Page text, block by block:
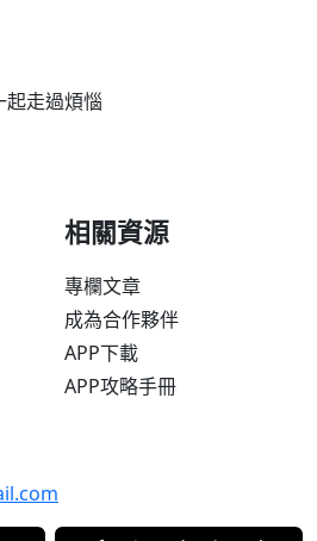
走過煩惱
相關資源
專欄文章
成為合作夥伴
APP下載
APP攻略手冊